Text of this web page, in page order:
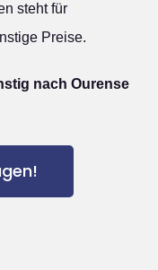
steht für
Preise.
nach Ourense